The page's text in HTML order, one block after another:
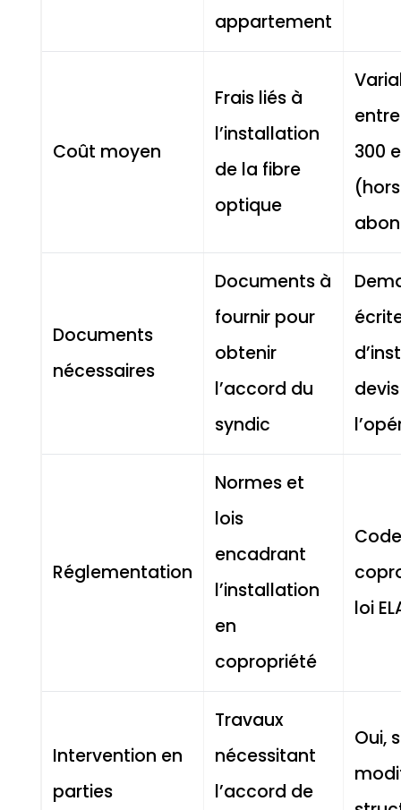
appartement
Coût moyen
Frais liés à
l’installation
de la fibre
optique
300
(hors
Documents
nécessaires
Documents à
fournir pour
obtenir
l’accord du
syndic
Réglementation
Normes et
lois
encadrant
l’installation
en
copropriété
loi
Intervention en
parties
Travaux
nécessitant
l’accord de
Oui,